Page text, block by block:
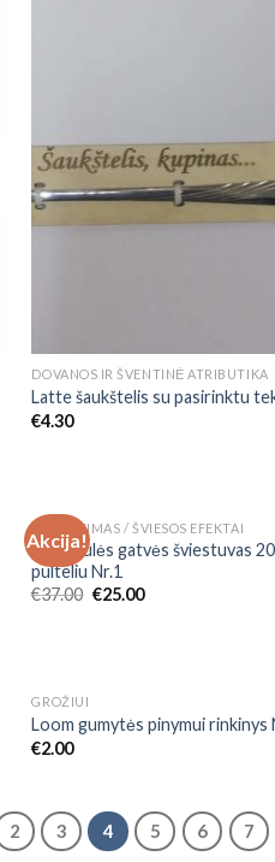
DOVANOS IR ŠVENTINĖ ATRIBUTIKA
Latte šaukštelis su pasirinktu
€4.30
Akcija!
APŠVIETIMAS / ŠVIESOS EFEKTAI
LED saulės gatvės šviestuvas
pulteliu Nr.1
€37.00 €25.00
GROŽIUI
Loom gumytės pinymui rinkinys
€2.00
2 3 4 5 6 7